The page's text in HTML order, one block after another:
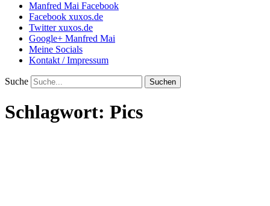
Manfred Mai Facebook
Facebook xuxos.de
Twitter xuxos.de
Google+ Manfred Mai
Meine Socials
Kontakt / Impressum
Suche
Schlagwort: Pics